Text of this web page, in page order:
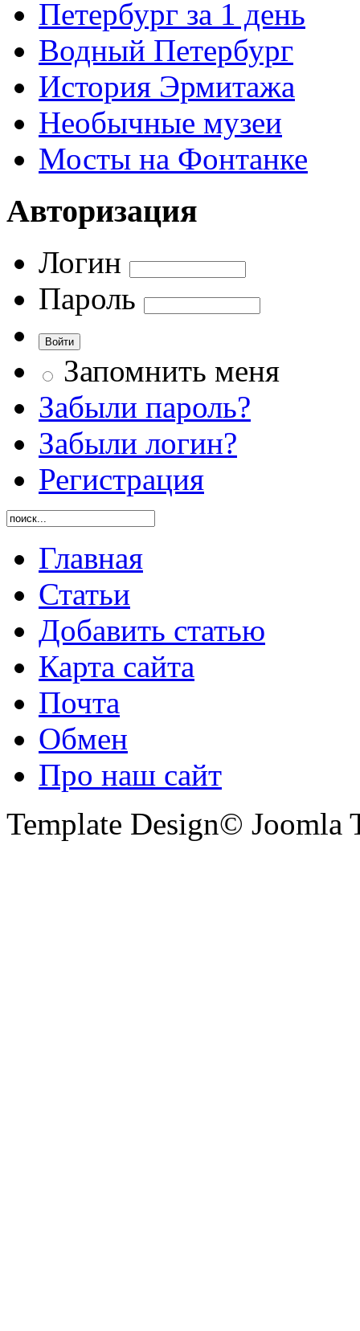
Петербург за 1 день
Водный Петербург
История Эрмитажа
Необычные музеи
Мосты на Фонтанке
Авторизация
Логин
Пароль
Запомнить меня
Забыли пароль?
Забыли логин?
Регистрация
Главная
Статьи
Добавить статью
Карта сайта
Почта
Обмен
Про наш сайт
Template Design© Joomla